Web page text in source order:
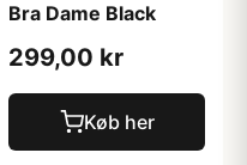
Bra Dame Black
299,00 kr
Køb her